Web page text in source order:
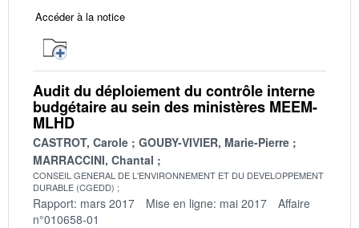
Accéder à la notice
Audit du déploiement du contrôle interne
budgétaire au sein des ministères MEEM-
MLHD
CASTROT, Carole
GOUBY-VIVIER, Marie-Pierre
MARRACCINI, Chantal
CONSEIL GENERAL DE L'ENVIRONNEMENT ET DU DEVELOPPEMENT
DURABLE (CGEDD)
Rapport: mars 2017 Mise en ligne: mai 2017
Affaire
n°010658-01